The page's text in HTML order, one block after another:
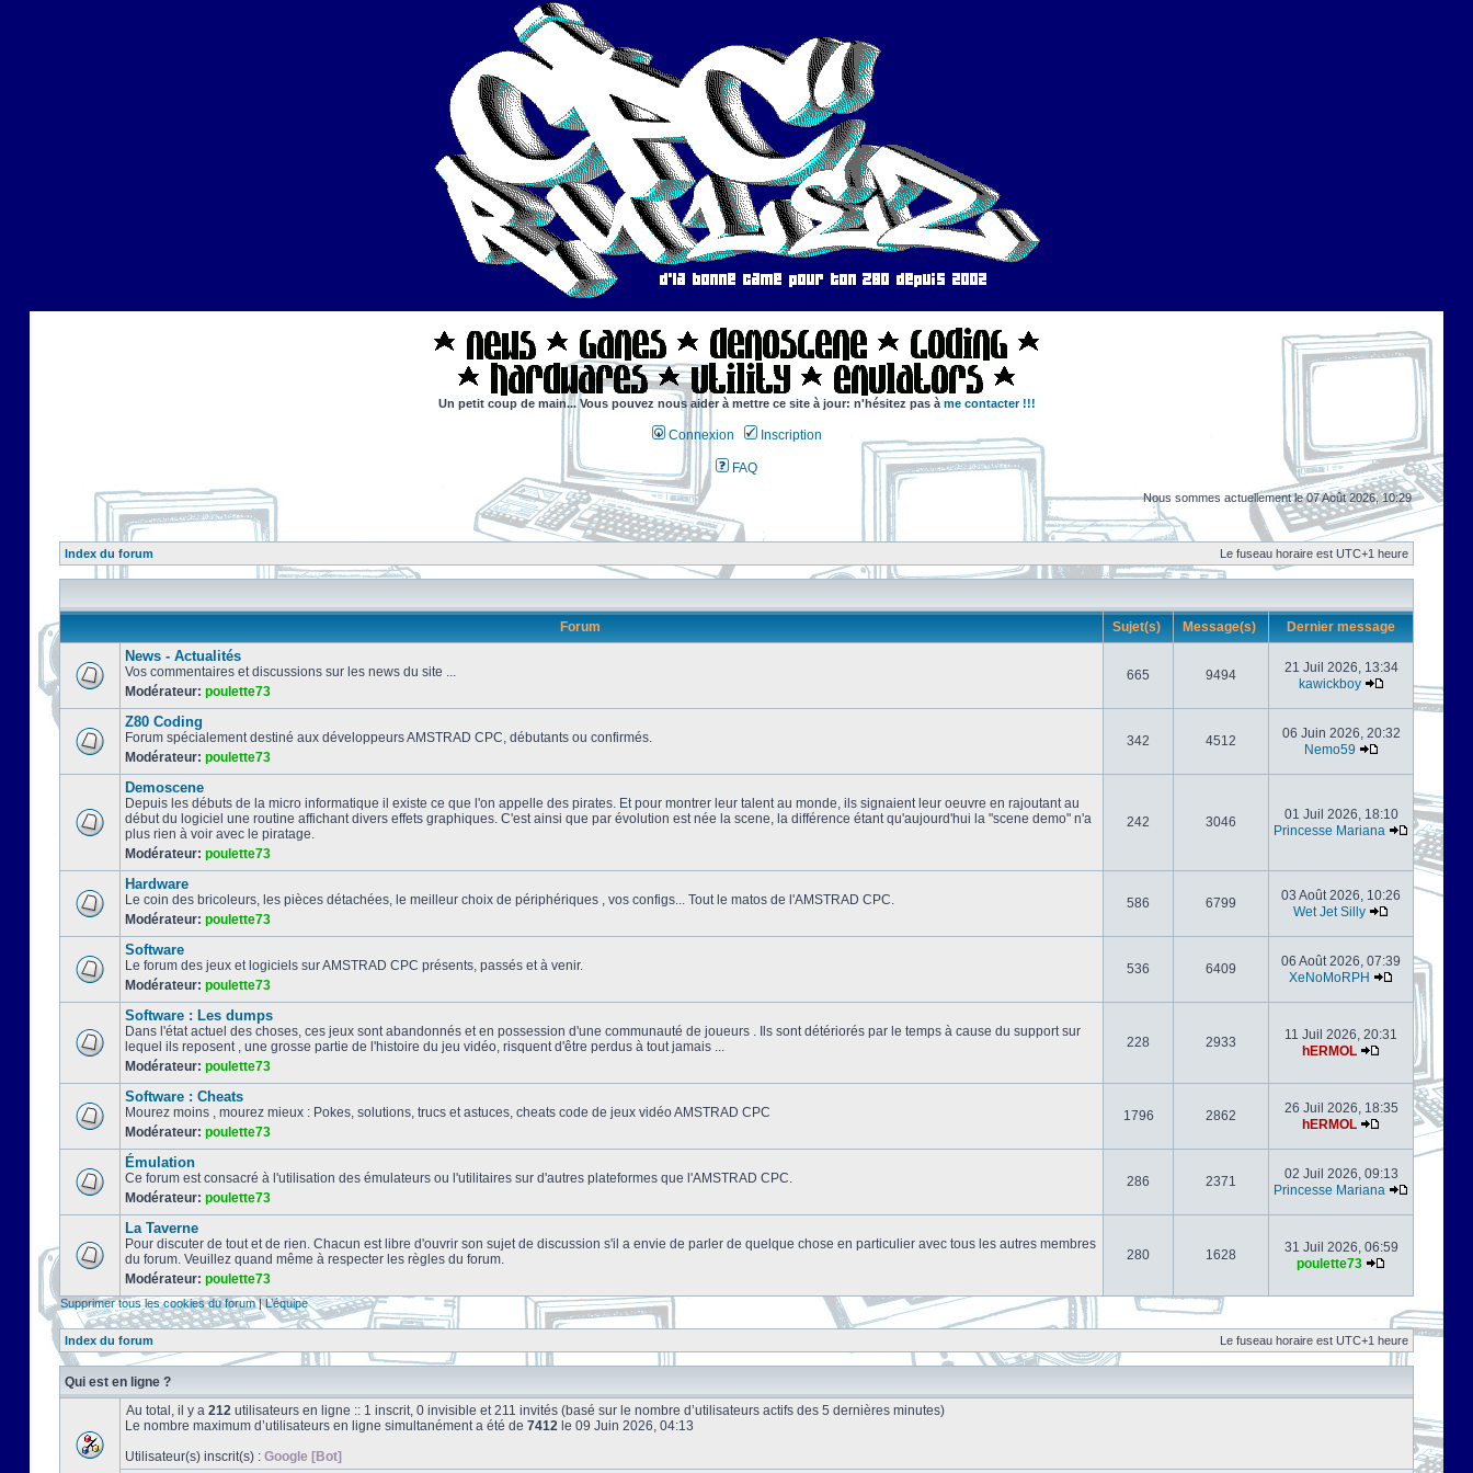
Un petit coup de main... Vous pouvez nous aider à mettre ce site à jour: n'hésitez pas à me contacter !!!
Connexion Inscription
FAQ
Nous sommes actuellement le 07 Août 2026, 10:29
Index du forum Le fuseau horaire est UTC+1 heure
Forum Sujet(s) Message(s) Dernier message
News - Actualités
Vos commentaires et discussions sur les news du site ...
Modérateur: poulette73
665 9494
21 Juil 2026, 13:34
kawickboy
Z80 Coding
Forum spécialement destiné aux développeurs AMSTRAD CPC, débutants ou confirmés.
Modérateur: poulette73
342 4512
06 Juin 2026, 20:32
Nemo59
Demoscene
Depuis les débuts de la micro informatique il existe ce que l'on appelle des pirates. Et pour montrer leur talent au monde, ils signaient leur oeuvre en rajoutant au
début du logiciel une routine affichant divers effets graphiques. C'est ainsi que par évolution est née la scene, la différence étant qu'aujourd'hui la "scene demo" n'a
plus rien à voir avec le piratage.
Modérateur: poulette73
242 3046
01 Juil 2026, 18:10
Princesse Mariana
Hardware
Le coin des bricoleurs, les pièces détachées, le meilleur choix de périphériques , vos configs... Tout le matos de l'AMSTRAD CPC.
Modérateur: poulette73
586 6799
03 Août 2026, 10:26
Wet Jet Silly
Software
Le forum des jeux et logiciels sur AMSTRAD CPC présents, passés et à venir.
Modérateur: poulette73
536 6409
06 Août 2026, 07:39
XeNoMoRPH
Software : Les dumps
Dans l'état actuel des choses, ces jeux sont abandonnés et en possession d'une communauté de joueurs . Ils sont détériorés par le temps à cause du support sur
lequel ils reposent , une grosse partie de l'histoire du jeu vidéo, risquent d'être perdus à tout jamais ...
Modérateur: poulette73
228 2933
11 Juil 2026, 20:31
hERMOL
Software : Cheats
Mourez moins , mourez mieux : Pokes, solutions, trucs et astuces, cheats code de jeux vidéo AMSTRAD CPC
Modérateur: poulette73
1796 2862
26 Juil 2026, 18:35
hERMOL
Émulation
Ce forum est consacré à l'utilisation des émulateurs ou l'utilitaires sur d'autres plateformes que l'AMSTRAD CPC.
Modérateur: poulette73
286 2371
02 Juil 2026, 09:13
Princesse Mariana
La Taverne
Pour discuter de tout et de rien. Chacun est libre d'ouvrir son sujet de discussion s'il a envie de parler de quelque chose en particulier avec tous les autres membres
du forum. Veuillez quand même à respecter les règles du forum.
Modérateur: poulette73
280 1628
31 Juil 2026, 06:59
poulette73
Supprimer tous les cookies du forum|L’équipe
Index du forum Le fuseau horaire est UTC+1 heure
Qui est en ligne ?
Au total, il y a 212 utilisateurs en ligne :: 1 inscrit, 0 invisible et 211 invités (basé sur le nombre d’utilisateurs actifs des 5 dernières minutes)
Le nombre maximum d’utilisateurs en ligne simultanément a été de 7412 le 09 Juin 2026, 04:13
Utilisateur(s) inscrit(s) : Google [Bot]